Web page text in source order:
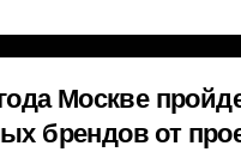
Москве
брендов от